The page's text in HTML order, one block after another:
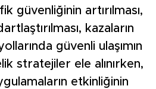
güvenliğinin artırılması,
kazaların
güvenli ulaşımın
stratejiler ele alınırken,
etkinliğinin